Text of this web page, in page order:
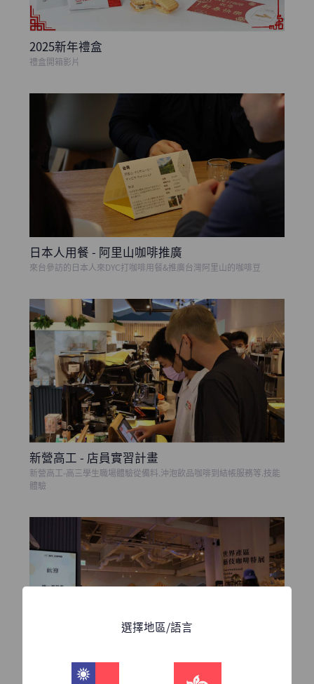
2025新年禮盒
禮盒開箱影片
日本人用餐 - 阿里山咖啡推廣
來台參訪的日本人來DYC打咖啡用餐&推廣台灣阿里山的咖啡豆
新營高工 - 店員實習計畫
新營高工-高三學生職場體驗從備料.沖泡飲品咖啡到結帳服務等.技能
體驗
統一星巴克參訪體驗
選擇地區/語言